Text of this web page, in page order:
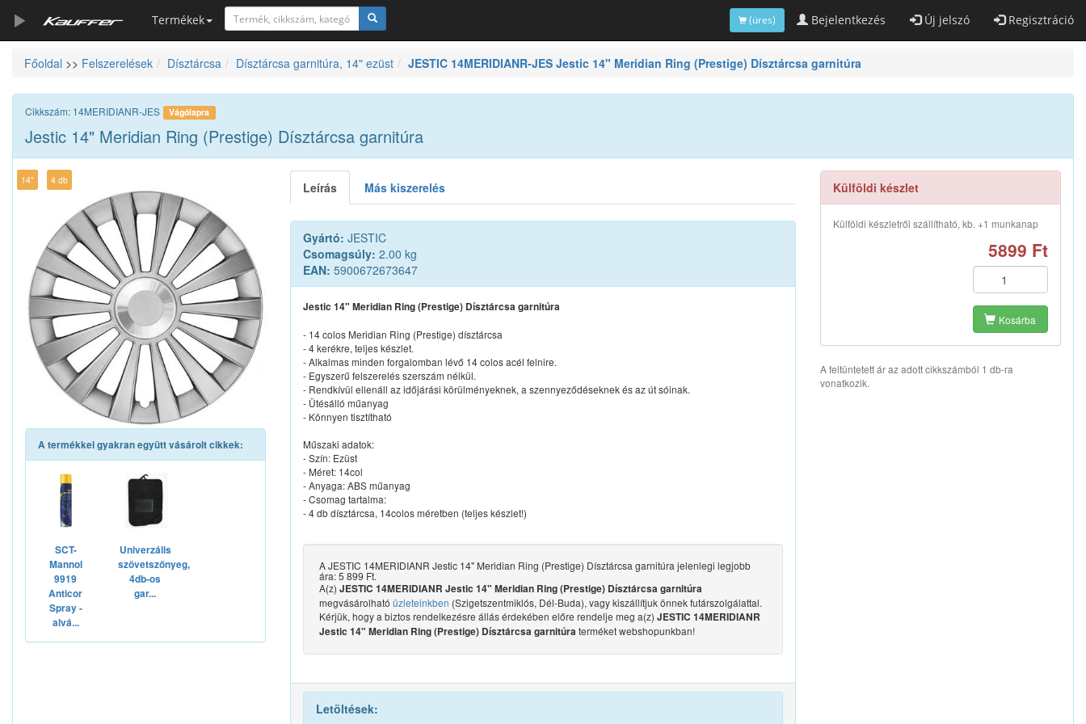
Termékek Bejelentkezés Új jelszó Regisztráció
(üres)
Szerszámkatalógus
Kosár
Alkatrészek
Főoldal >> Felszerelések Dísztárcsa Dísztárcsa garnitúra, 14" ezüst JESTIC 14MERIDIANR-JES Jestic 14" Meridian Ring (Prestige) Dísztárcsa garnitúra
Cikkszám: 14MERIDIANR-JES Vágólapra
Jestic 14" Meridian Ring (Prestige) Dísztárcsa garnitúra
14" 4 db
A termékkel gyakran együtt vásárolt cikkek:
SCT-
Mannol
9919
Anticor
Spray -
alvá...
Univerzális
szövetszőnyeg,
4db-os
gar...
Leírás Más kiszerelés
Gyártó: JESTIC
Csomagsúly: 2.00 kg
EAN: 5900672673647
Jestic 14" Meridian Ring (Prestige) Dísztárcsa garnitúra
- 14 colos Meridian Ring (Prestige) dísztárcsa
- 4 kerékre, teljes készlet.
- Alkalmas minden forgalomban lévő 14 colos acél felnire.
- Egyszerű felszerelés szerszám nélkül.
- Rendkívül ellenáll az időjárási körülményeknek, a szennyeződéseknek és az út sóinak.
- Ütésálló műanyag
- Könnyen tisztítható
Műszaki adatok:
- Szín: Ezüst
- Méret: 14col
- Anyaga: ABS műanyag
- Csomag tartalma:
- 4 db dísztárcsa, 14colos méretben (teljes készlet!)
A JESTIC 14MERIDIANR Jestic 14" Meridian Ring (Prestige) Dísztárcsa garnitúra jelenlegi legjobb
ára: 5 899 Ft.
A(z) JESTIC 14MERIDIANR Jestic 14" Meridian Ring (Prestige) Dísztárcsa garnitúra
megvásárolható üzleteinkben (Szigetszentmiklós, Dél-Buda), vagy kiszállítjuk önnek futárszolgálattal.
Kérjük, hogy a biztos rendelkezésre állás érdekében előre rendelje meg a(z) JESTIC 14MERIDIANR
Jestic 14" Meridian Ring (Prestige) Dísztárcsa garnitúra terméket webshopunkban!
Letöltések:
Külföldi készlet
Külföldi készletről szállítható, kb. +1 munkanap
5899 Ft
Kosárba
A feltüntetett ár az adott cikkszámból 1 db-ra
vonatkozik.